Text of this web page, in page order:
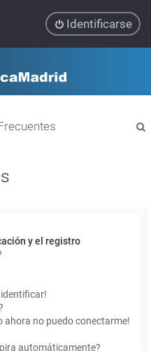
Identificarse
y el registro
identificar!
ahora no puedo conectarme!
automáticamente?